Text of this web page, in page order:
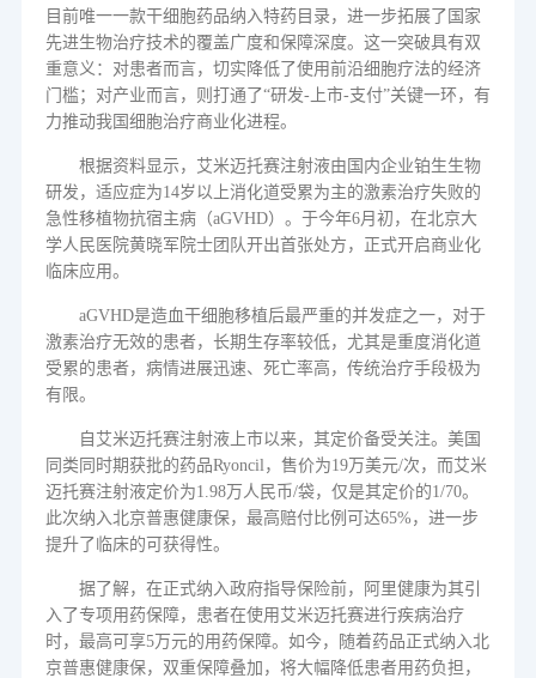
目前唯一一款干细胞药品纳入特药目录，进一步拓展了国家
先进生物治疗技术的覆盖广度和保障深度。这一突破具有双
重意义：对患者而言，切实降低了使用前沿细胞疗法的经济
门槛；对产业而言，则打通了“研发- 上市-支付”关键一环，有
力推动我国细胞治疗商业化进程。
根据资料显示，艾米迈托赛注射液由国内企业铂生生物
研发，适应症为14岁以上消化道受累为主的激素治疗失败的
急性移植物抗宿主病（aGVHD） 。于今年6月初，在北京大
学人民医院黄晓军院士团队开出首张处方，正式开启商业化
临床应用。
aGVHD是造血干细胞移植后最严重的并发症之一，对于
激素治疗无效的患者，长期生存率较低，尤其是重度消化道
受累的患者，病情进展迅速、死亡率高，传统治疗手段极为
有限。
自艾米迈托赛注射液上市以来，其定价备受关注。美国
同类同时期获批的药品Ryoncil，售价为19万美元/次，而艾米
迈托赛注射液定价为1.98万人民币/袋，仅是其定价的1/70。
此次纳入北京普惠健康保，最高赔付比例可达65% ，进一步
提升了临床的可获得性。
据了解，在正式纳入政府指导保险前，阿里健康为其引
入了专项用药保障，患者在使用艾米迈托赛进行疾病治疗
时，最高可享5万元的用药保障。如今，随着药品正式纳入北
京普惠健康保，双重保障叠加，将大幅降低患者用药负担，